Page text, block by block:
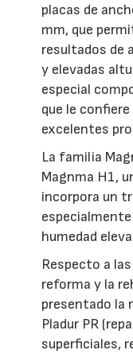
placas de
mm, que
resultados de
y elevadas
especial
que le
excelentes
La familia
Magnma H1,
incorpora un
humedad
Respecto a
reforma y la
presentado la
Pladur PR
superficiales,